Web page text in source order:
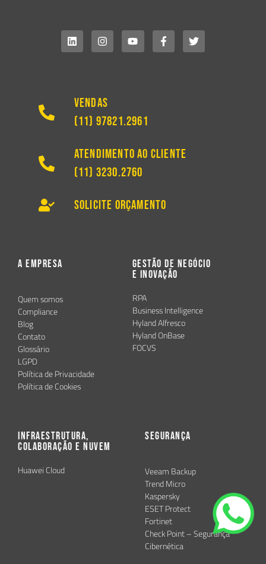
Vendas
(11) 97821.2961
Atendimento ao Cliente
(11) 3230.2760
Solicite Orçamento
A Empresa
Quem somos
Compliance
Blog
Contato
Glossário
LGPD
Política de Privacidade
Política de Cookies
Gestão de Negócio
e Inovação
RPA
Business Intelligence
Hyland Alfresco
Hyland OnBase
FOCVS
Infraestrutura,
Colaboração e Nuvem
Huawei Cloud
Segurança
Veeam Backup
Trend Micro
Kaspersky
ESET Protect
Fortinet
Check Point – Segurança
Cibernética